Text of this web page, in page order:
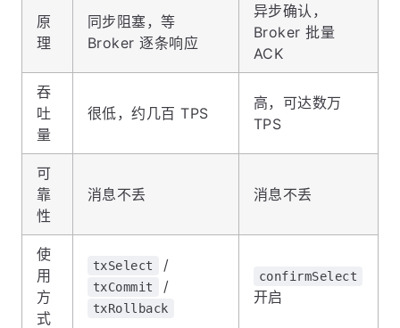
原
理
同步阻塞，等
Broker 逐条响应
异步确认，
Broker 批量
ACK
吞
吐
量
很低，约几百 TPS
高，可达数万
TPS
可
靠
性
消息不丢 消息不丢
使
用
方
式
txSelect /
txCommit /
txRollback
confirmSelect
开启